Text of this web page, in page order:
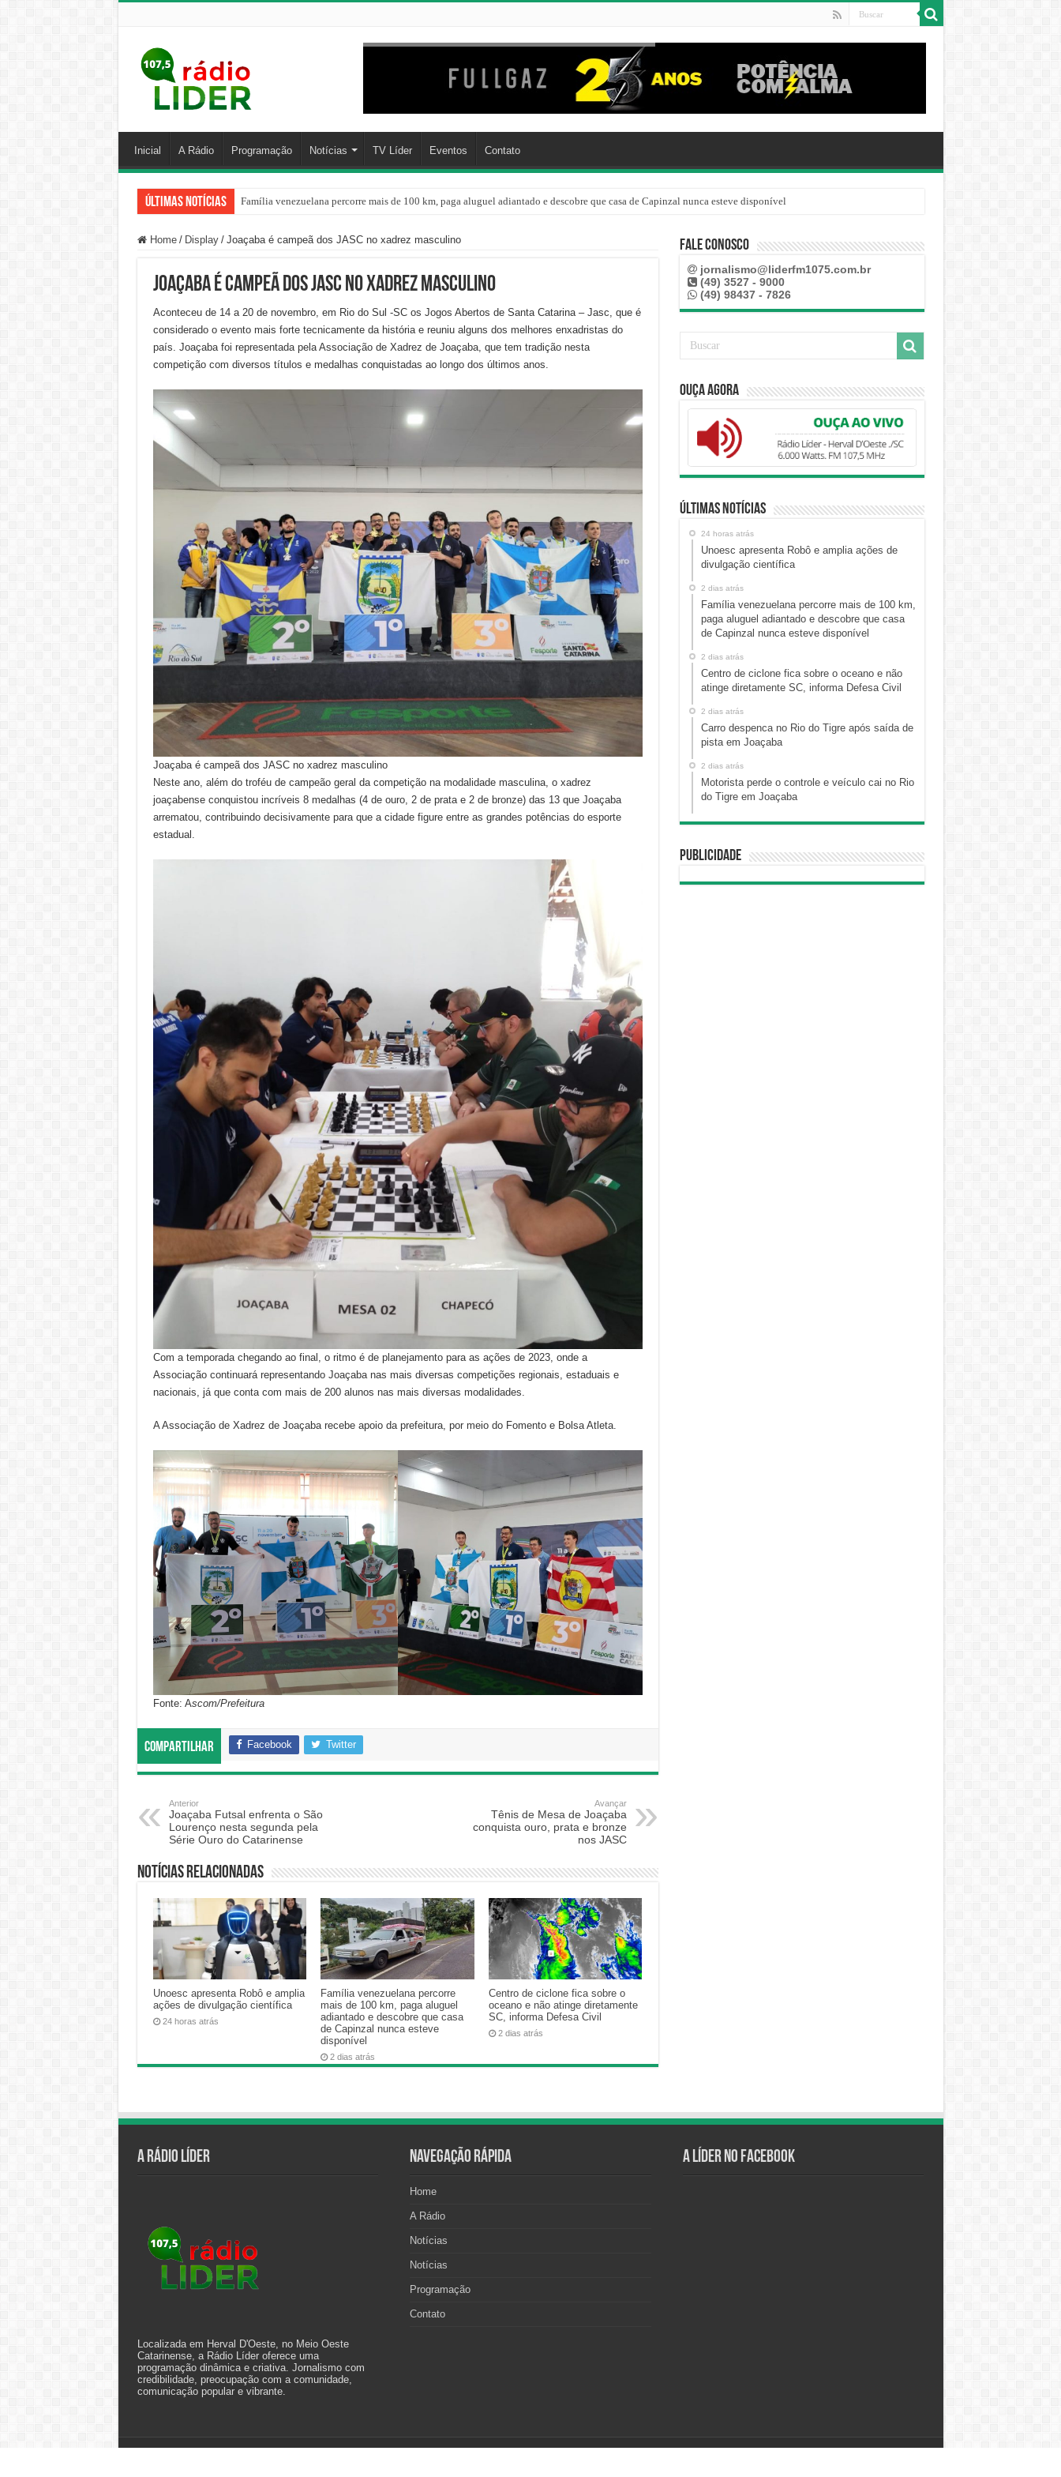
Inicial A Rádio Programação Notícias TV Líder Eventos Contato
Últimas Notícias Família venezuelana percorre mais de 100 km, paga aluguel adiantado e descobre que casa de Capinzal nunca esteve disponível
Home / Display / Joaçaba é campeã dos JASC no xadrez masculino
Joaçaba é campeã dos JASC no xadrez masculino
Aconteceu de 14 a 20 de novembro, em Rio do Sul -SC os Jogos Abertos de Santa Catarina – Jasc, que é
considerado o evento mais forte tecnicamente da história e reuniu alguns dos melhores enxadristas do
país. Joaçaba foi representada pela Associação de Xadrez de Joaçaba, que tem tradição nesta
competição com diversos títulos e medalhas conquistadas ao longo dos últimos anos.
Joaçaba é campeã dos JASC no xadrez masculino
Neste ano, além do troféu de campeão geral da competição na modalidade masculina, o xadrez
joaçabense conquistou incríveis 8 medalhas (4 de ouro, 2 de prata e 2 de bronze) das 13 que Joaçaba
arrematou, contribuindo decisivamente para que a cidade figure entre as grandes potências do esporte
estadual.
Com a temporada chegando ao final, o ritmo é de planejamento para as ações de 2023, onde a
Associação continuará representando Joaçaba nas mais diversas competições regionais, estaduais e
nacionais, já que conta com mais de 200 alunos nas mais diversas modalidades.
A Associação de Xadrez de Joaçaba recebe apoio da prefeitura, por meio do Fomento e Bolsa Atleta.
Fonte: Ascom/Prefeitura
Compartilhar Facebook Twitter
Anterior
Joaçaba Futsal enfrenta o São
Lourenço nesta segunda pela
Série Ouro do Catarinense
Avançar
Tênis de Mesa de Joaçaba
conquista ouro, prata e bronze
nos JASC
Notícias relacionadas
Unoesc apresenta Robô e amplia
ações de divulgação científica
24 horas atrás
Família venezuelana percorre
mais de 100 km, paga aluguel
adiantado e descobre que casa
de Capinzal nunca esteve
disponível
2 dias atrás
Centro de ciclone fica sobre o
oceano e não atinge diretamente
SC, informa Defesa Civil
2 dias atrás
Fale Conosco
jornalismo@liderfm1075.com.br
(49) 3527 - 9000
(49) 98437 - 7826
Ouça Agora
Últimas Notícias
24 horas atrás
Unoesc apresenta Robô e amplia ações de
divulgação científica
2 dias atrás
Família venezuelana percorre mais de 100 km,
paga aluguel adiantado e descobre que casa
de Capinzal nunca esteve disponível
2 dias atrás
Centro de ciclone fica sobre o oceano e não
atinge diretamente SC, informa Defesa Civil
2 dias atrás
Carro despenca no Rio do Tigre após saída de
pista em Joaçaba
2 dias atrás
Motorista perde o controle e veículo cai no Rio
do Tigre em Joaçaba
Publicidade
A Rádio Líder
Localizada em Herval D'Oeste, no Meio Oeste
Catarinense, a Rádio Líder oferece uma
programação dinâmica e criativa. Jornalismo com
credibilidade, preocupação com a comunidade,
comunicação popular e vibrante.
Navegação Rápida
Home
A Rádio
Notícias
Notícias
Programação
Contato
A Líder no Facebook